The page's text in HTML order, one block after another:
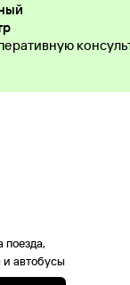
поезда,
и автобусы